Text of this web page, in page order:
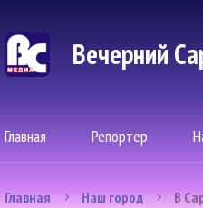
Вечерний
Главная Репортер
Главная Наш город В